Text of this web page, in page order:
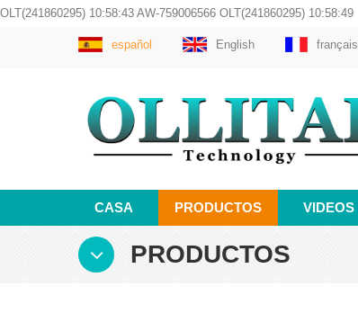
OLT(241860295) 10:58:43 AW-759006566 OLT(241860295) 10:58:49
español English français
CASA PRODUCTOS VIDEOS
PRODUCTOS